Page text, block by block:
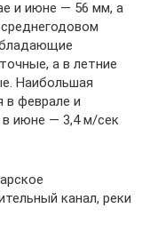
и июне — 56 мм, а
а в летние
Наибольшая
в феврале и
в июне — 3,4 м/сек
канал, реки